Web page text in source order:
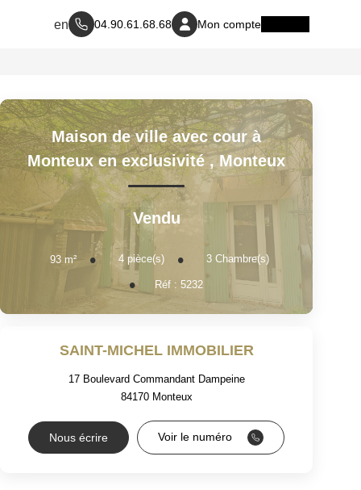
04.90.61.68.68 Mon compte
Maison de ville avec cour à
Monteux en exclusivité,Monteux
Vendu
93 m² 4 pièce(s) 3 Chambre(s)
Réf : 5232
SAINT-MICHEL IMMOBILIER
17 Boulevard Commandant Dampeine
84170 Monteux
Nous écrire Voir le numéro